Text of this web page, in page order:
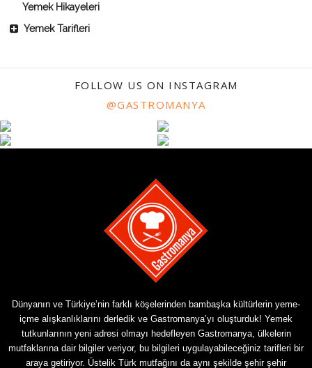
Yemek Hikayeleri
Yemek Tarifleri
FOLLOW US ON INSTAGRAM
@GASTROMANYA
Dünyanın ve Türkiye’nin farklı köşelerinden bambaşka kültürlerin yeme-
içme alışkanlıklarını derledik ve Gastromanya’yı oluşturduk! Yemek
tutkunlarının yeni adresi olmayı hedefleyen Gastromanya, ülkelerin
mutfaklarına dair bilgiler veriyor, bu bilgileri uygulayabileceğiniz tarifleri bir
araya getiriyor. Üstelik Türk mutfağını da aynı şekilde şehir şehir